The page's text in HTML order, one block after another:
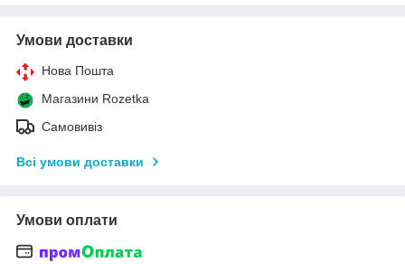
Умови доставки
Нова Пошта
Магазини Rozetka
Самовивіз
Всі умови доставки
Умови оплати